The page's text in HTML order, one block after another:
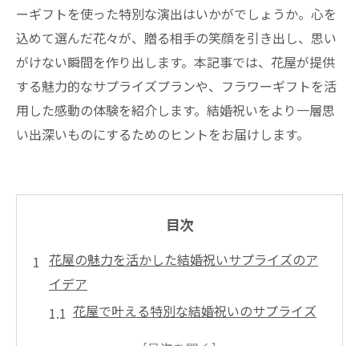
ーギフトを使った特別な演出はいかがでしょうか。心を
込めて選んだ花々が、贈る相手の笑顔を引き出し、思い
がけない瞬間を作り出します。本記事では、花屋が提供
する魅力的なサプライズプランや、フラワーギフトを活
用した感動の体験を紹介します。結婚祝いをより一層思
い出深いものにするためのヒントをお届けします。
目次
花屋の魅力を活かした結婚祝いサプライズのア
イデア
花屋で叶える特別な結婚祝いのサプライズ